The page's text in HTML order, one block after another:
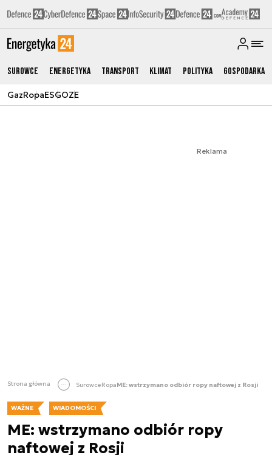
Surowce Energetyka Transport Klimat Polityka Gospodarka
GazRopaESGOZE
Reklama
Strona główna SurowceRopaME: wstrzymano odbiór ropy naftowej z Rosji
WAŻNE WIADOMOŚCI
ME: wstrzymano odbiór ropy
naftowej z Rosji